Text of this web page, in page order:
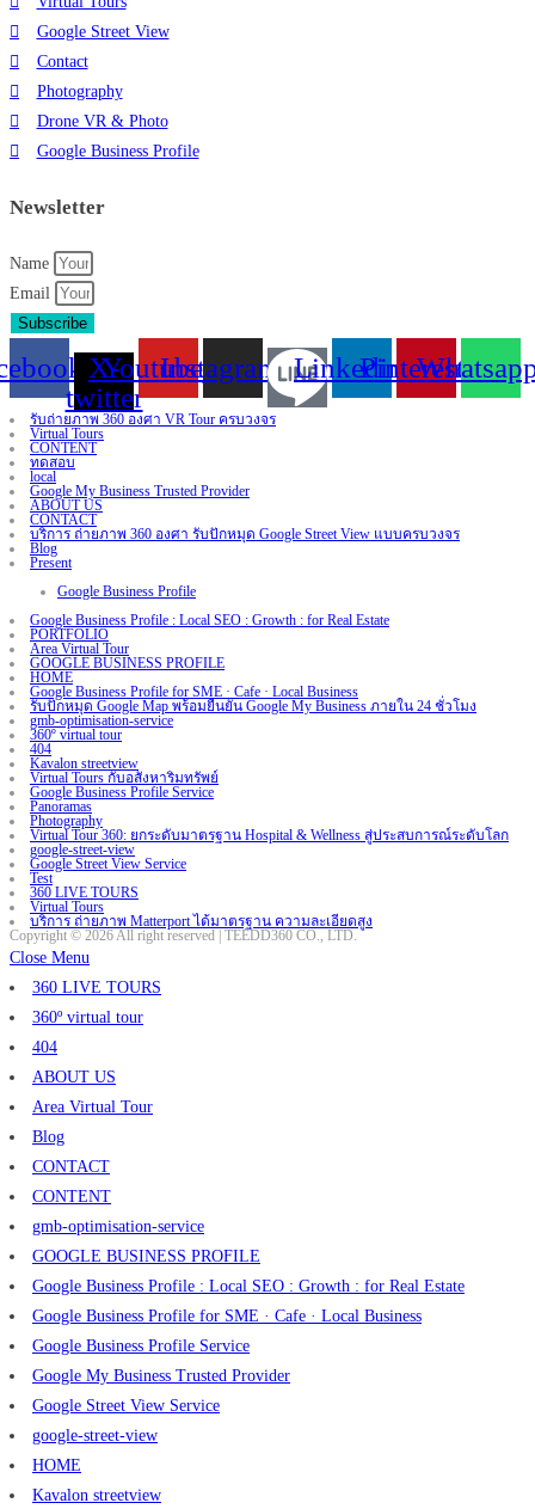
Google Street View
Contact
Photography
Drone VR & Photo
Google Business Profile
Newsletter
Name
Email
Subscribe
X-
twitter
YoutubeInstagram LinkedinPinterest
รับถ่ายภาพ 360 องศา VR Tour ครบวงจร
Virtual Tours
CONTENT
ทดสอบ
local
Google My Business Trusted Provider
ABOUT US
CONTACT
บริการ ถ่ายภาพ 360 องศา รับปักหมุด Google Street View แบบครบวงจร
Blog
Present
Google Business Profile
Google Business Profile : Local SEO : Growth : for Real Estate
PORTFOLIO
Area Virtual Tour
GOOGLE BUSINESS PROFILE
HOME
Google Business Profile for SME · Cafe · Local Business
รับปักหมุด Google Map พร้อมยืนยัน Google My Business ภายใน 24 ชั่วโมง
gmb-optimisation-service
360º virtual tour
404
Kavalon streetview
Virtual Tours กับอสังหาริมทรัพย์
Google Business Profile Service
Panoramas
Photography
Virtual Tour 360: ยกระดับมาตรฐาน Hospital & Wellness สู่ประสบการณ์ระดับโลก
google-street-view
Google Street View Service
Test
360 LIVE TOURS
Virtual Tours
บริการ ถ่ายภาพ Matterport ได้มาตรฐาน ความละเอียดสูง
Copyright © 2026 All right reserved | TEEDD360 CO., LTD.
Close Menu
360 LIVE TOURS
360º virtual tour
404
ABOUT US
Area Virtual Tour
Blog
CONTACT
CONTENT
gmb-optimisation-service
GOOGLE BUSINESS PROFILE
Google Business Profile : Local SEO : Growth : for Real Estate
Google Business Profile for SME · Cafe · Local Business
Google Business Profile Service
Google My Business Trusted Provider
Google Street View Service
google-street-view
HOME
Kavalon streetview